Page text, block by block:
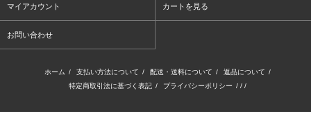
マイアカウント カートを見る
お問い合わせ
ホーム / 支払い方法について / 配送・送料について / 返品について /
特定商取引法に基づく表記 / プライバシーポリシー / / /